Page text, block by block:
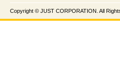
Copyright © JUST CORPORATION. All